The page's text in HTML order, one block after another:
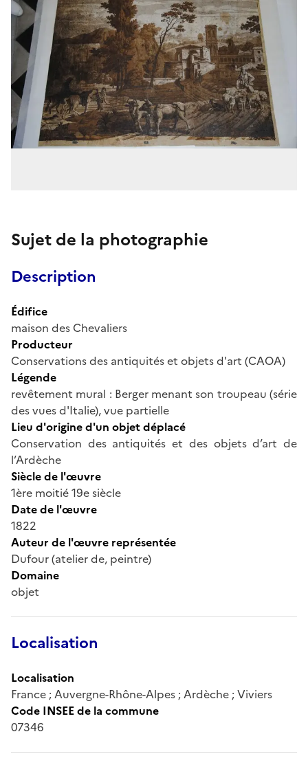
Sujet de la photographie
Description
Édifice
maison des Chevaliers
Producteur
Conservations des antiquités et objets d'art (CAOA)
Légende
revêtement mural : Berger menant son troupeau (série
des vues d'Italie), vue partielle
Lieu d'origine d'un objet déplacé
Conservation des antiquités et des objets d’art de
l’Ardèche
Siècle de l'œuvre
1ère moitié 19e siècle
Date de l'œuvre
1822
Auteur de l'œuvre représentée
Dufour (atelier de, peintre)
Domaine
objet
Localisation
Localisation
France ; Auvergne-Rhône-Alpes ; Ardèche ; Viviers
Code INSEE de la commune
07346